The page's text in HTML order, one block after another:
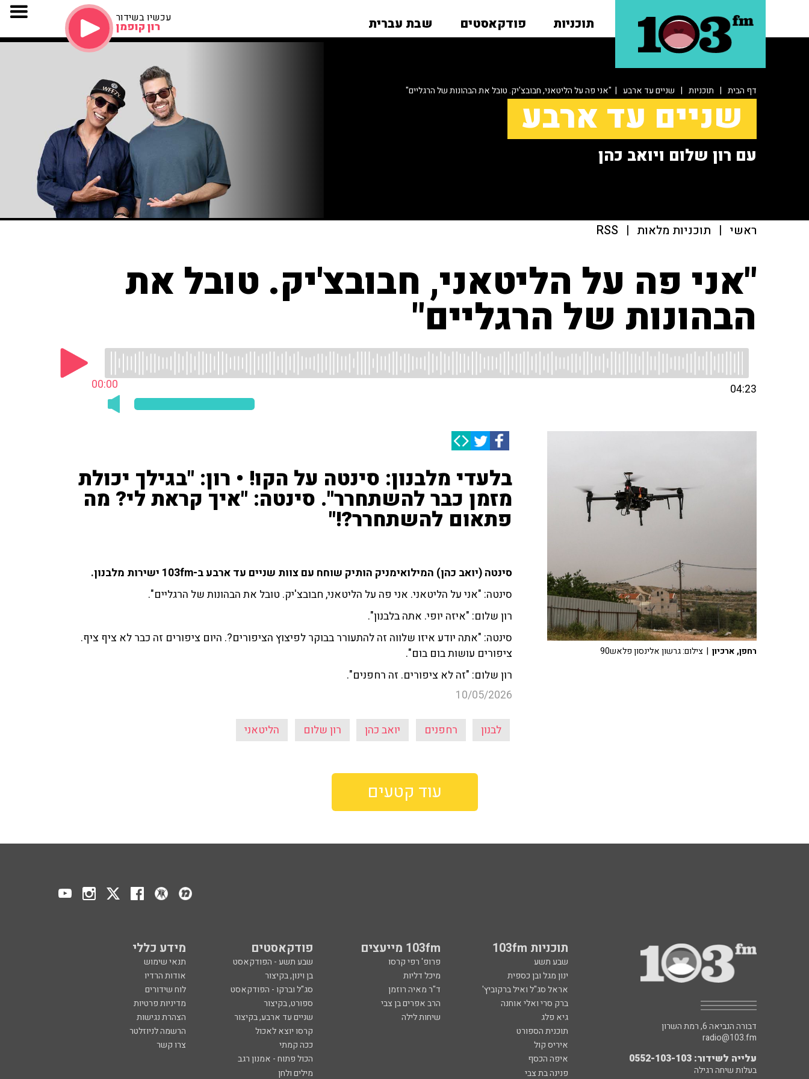
תוכניות פודקאסטים שבת עברית עכשיו בשידור
רון קופמן
דף הבית | תוכניות | שניים עד ארבע | "אני פה על הליטאני, חבובצ'יק. טובל את הבהונות של הרגליים"
שניים עד ארבע
עם רון שלום ויואב כהן
ראשי | תוכניות מלאות |
RSS
"אני פה על הליטאני, חבובצ'יק. טובל את
הבהונות של הרגליים"
00:00 04:23
בלעדי מלבנון: סינטה על הקו! • רון: "בגילך יכולת
מזמן כבר להשתחרר". סינטה: "איך קראת לי? מה
פתאום להשתחרר?!"
סינטה (יואב כהן) המילואימניק הותיק שוחח עם צוות שניים עד ארבע ב-103fm ישירות מלבנון.
סינטה: "אני על הליטאני. אני פה על הליטאני, חבובצ'יק. טובל את הבהונות של הרגליים".
רון שלום: "איזה יופי. אתה בלבנון".
סינטה: "אתה יודע איזו שלווה זה להתעורר בבוקר לפיצוץ הציפורים?. היום ציפורים זה כבר לא ציף ציף.
ציפורים עושות בום בום".
רון שלום: "זה לא ציפורים. זה רחפנים".
10/05/2026
לבנון רחפנים יואב כהן רון שלום הליטאני
רחפן, ארכיון | צילום: גרשון אלינסון פלאש90
עוד קטעים
תוכניות 103fm 103fm מייעצים פודקאסטים מידע כללי
שבע תשע פרופ' רפי קרסו שבע תשע - הפודקאסט
תנאי שימוש
ינון מגל ובן כספית
מיכל דליות בן וינון, בקיצור
אודות הרדיו
אראל סג"ל ואיל ברקוביץ'
ד"ר מאיה רוזמן סג"ל וברקו - הפודקאסט
לוח שידורים
ברק סרי ואלי אוחנה
הרב אפרים בן צבי ספורט, בקיצור
מדיניות פרטיות
גיא פלג
שיחות לילה שניים עד ארבע, בקיצור
הצהרת נגישות
תוכנית הספורט
קרסו יוצא לאכול
הרשמה לניוזלטר
איריס קול
ככה קמתי
צרו קשר
איפה הכסף
הכול פתוח - אמנון רגב
פנינה בת צבי
מילים ולחן
דבורה הנביאה 6, רמת השרון
radio@103.fm
עלייה לשידור: 0552-103-103
בעלות שיחה רגילה